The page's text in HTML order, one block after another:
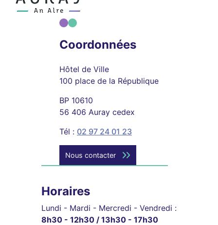
Coordonnées
Hôtel de Ville
100 place de la République
BP 10610
56 406 Auray cedex
Tél : 02 97 24 01 23
Nous contacter
Horaires
Lundi - Mardi - Mercredi - Vendredi :
8h30 - 12h30 / 13h30 - 17h30